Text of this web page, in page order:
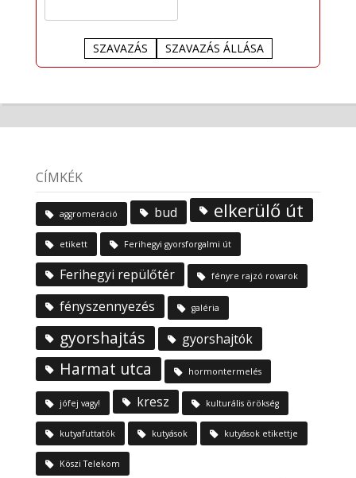
SZAVAZÁS SZAVAZÁS ÁLLÁSA
CÍMKÉK
aggromeráció bud elkerülő út
etikett Ferihegyi gyorsforgalmi út
Ferihegyi repülőtér fényre rajzó rovarok
fényszennyezés galéria
gyorshajtás gyorshajtók
Harmat utca hormontermelés
jófej vagy! kresz kulturális örökség
kutyafuttatók kutyások kutyások etikettje
Köszi Telekom